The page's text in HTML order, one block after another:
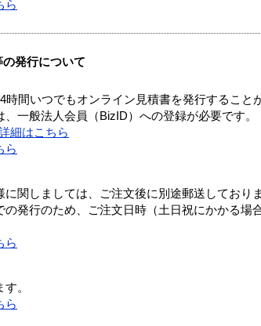
ら
発行について
間いつでもオンライン見積書を発行すること
一般法人会員（BizID）への登録が必要です。
細はこちら
ら
関しましては、ご注文後に別途郵送しておりま
の発行のため、ご注文日時（土日祝にかかる場
ら
。
ら